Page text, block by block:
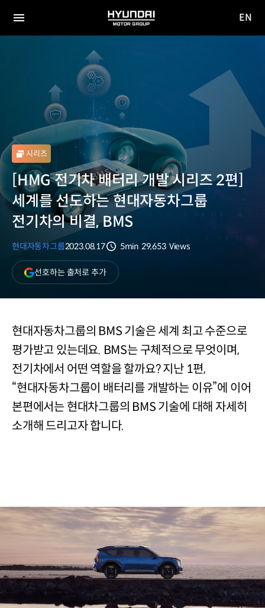
전체
HYUNDAI
MOTOR
EN
시리즈
[HMG 전기차 배터리 개발 시리즈 2편]
세계를 선도하는 현대자동차그룹
전기차의 비결, BMS
현대자동차그룹2023.08.17
5min 29,653 Views
선호하는 출처로 추가(새
창
열림)
현대자동차그룹의 BMS 기술은 세계 최고 수준으로
평가받고 있는데요. BMS는 구체적으로 무엇이며,
전기차에서 어떤 역할을 할까요? 지난 1편,
“현대자동차그룹이 배터리를 개발하는 이유”에 이어
본편에서는 현대차그룹의 BMS 기술에 대해 자세히
소개해 드리고자 합니다.